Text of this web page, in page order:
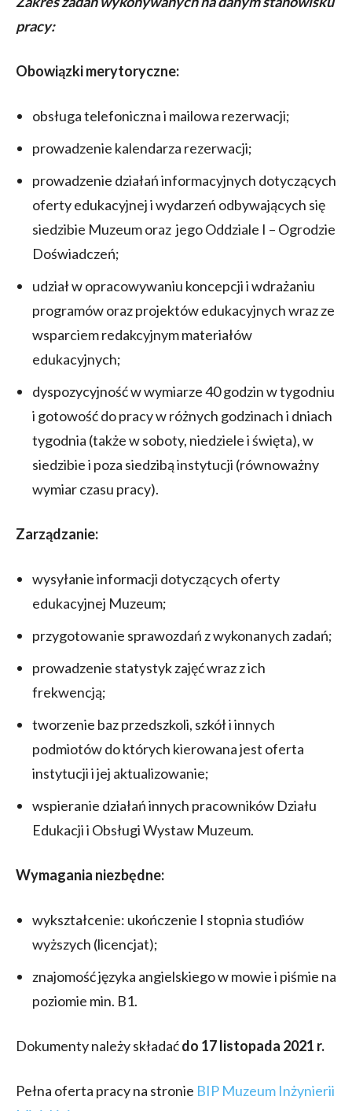
pracy:
Obowiązki merytoryczne:
obsługa telefoniczna i mailowa rezerwacji;
prowadzenie kalendarza rezerwacji;
prowadzenie działań informacyjnych dotyczących
oferty edukacyjnej i wydarzeń odbywających się
siedzibie Muzeum oraz jego Oddziale I – Ogrodzie
Doświadczeń;
udział w opracowywaniu koncepcji i wdrażaniu
programów oraz projektów edukacyjnych wraz ze
wsparciem redakcyjnym materiałów
edukacyjnych;
dyspozycyjność w wymiarze 40 godzin w tygodniu
i gotowość do pracy w różnych godzinach i dniach
tygodnia (także w soboty, niedziele i święta), w
siedzibie i poza siedzibą instytucji (równoważny
wymiar czasu pracy).
Zarządzanie:
wysyłanie informacji dotyczących oferty
edukacyjnej Muzeum;
przygotowanie sprawozdań z wykonanych zadań;
prowadzenie statystyk zajęć wraz z ich
frekwencją;
tworzenie baz przedszkoli, szkół i innych
podmiotów do których kierowana jest oferta
instytucji i jej aktualizowanie;
wspieranie działań innych pracowników Działu
Edukacji i Obsługi Wystaw Muzeum.
Wymagania niezbędne:
wykształcenie: ukończenie I stopnia studiów
wyższych (licencjat);
znajomość języka angielskiego w mowie i piśmie na
poziomie min. B1.
Dokumenty należy składaćdo 17 listopada 2021 r.
Pełna oferta pracy na stronie BIP Muzeum Inżynierii